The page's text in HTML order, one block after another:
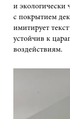
и
с покрытием
имитирует
устойчив к
воздействиям.